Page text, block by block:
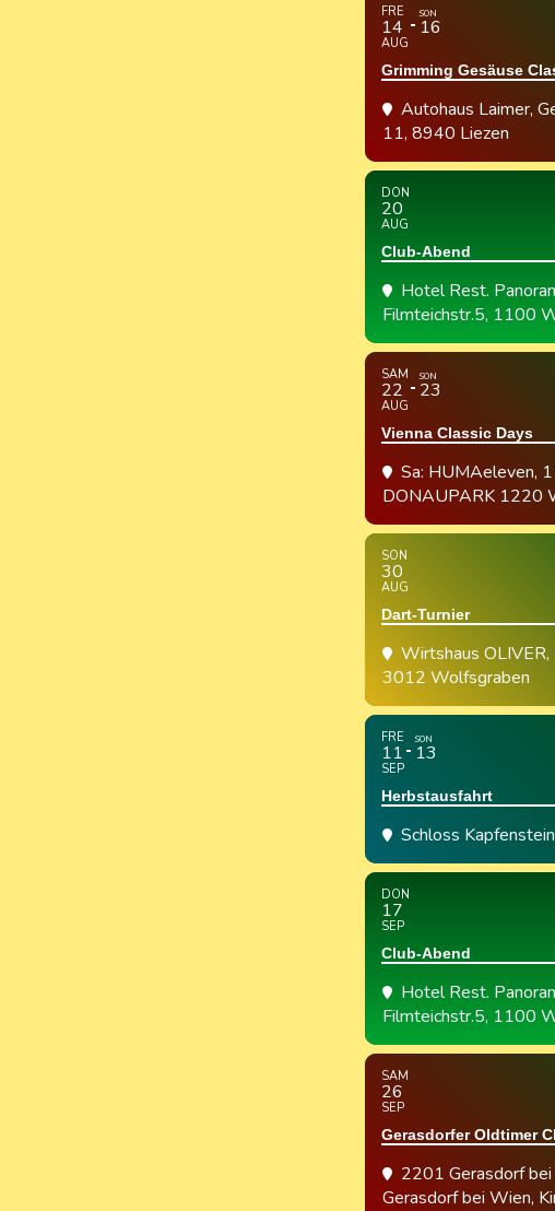
FRE
14
AUG
SON
16
Grimming Gesäuse
Autohaus Laimer,
11, 8940 Liezen
DON
20
AUG
Club-Abend
Hotel Rest.
Filmteichstr.5, 1100
SAM
22
AUG
SON
23
Vienna Classic Days
Sa: HUMAeleven,
DONAUPARK 1220
SON
30
AUG
Dart-Turnier
Wirtshaus OLIVER,
3012 Wolfsgraben
FRE
11
SEP
SON
13
Herbstausfahrt
Schloss Kapfenstein
DON
17
SEP
Club-Abend
Hotel Rest.
Filmteichstr.5, 1100
SAM
26
SEP
Gerasdorfer Oldtimer
2201 Gerasdorf
Gerasdorf bei Wien,